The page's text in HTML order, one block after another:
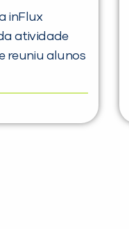
inFlux
atividade
reuniu alunos